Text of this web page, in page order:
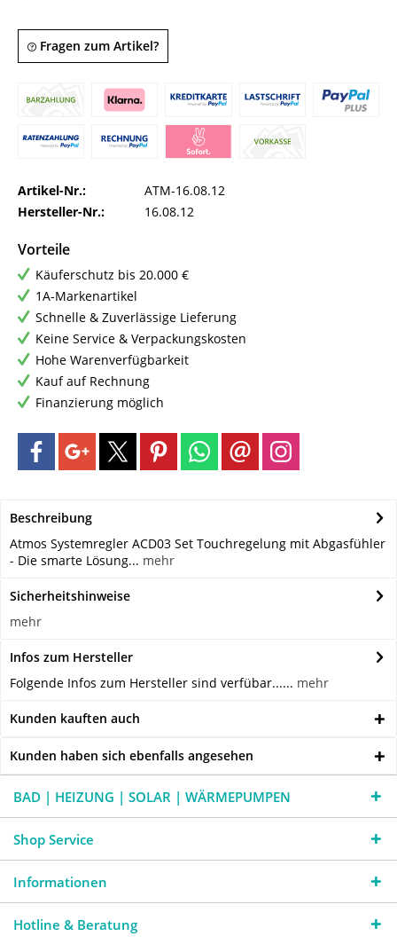
Fragen zum Artikel?
Artikel-Nr.:
ATM-16.08.12
Hersteller-Nr.:
16.08.12
Vorteile
Käuferschutz bis 20.000 €
1A-Markenartikel
Schnelle & Zuverlässige Lieferung
Keine Service & Verpackungskosten
Hohe Warenverfügbarkeit
Kauf auf Rechnung
Finanzierung möglich
Beschreibung
Atmos Systemregler ACD03 Set Touchregelung mit Abgasfühler
- Die smarte Lösung... mehr
Sicherheitshinweise
mehr
Infos zum Hersteller
Folgende Infos zum Hersteller sind verfübar...... mehr
Kunden kauften auch
Kunden haben sich ebenfalls angesehen
BAD | HEIZUNG | SOLAR | WÄRMEPUMPEN
Shop Service
Informationen
Hotline & Beratung